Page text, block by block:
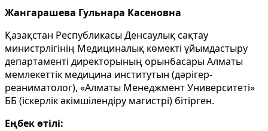
Жангарашева Гульнара Касеновна
Қазақстан Республикасы Денсаулық сақтау
министрлігінің Медициналық көмекті ұйымдастыру
департаменті директорының орынбасары Алматы
мемлекеттік медицина институтын (дәрігер-
реаниматолог), «Алматы Менеджмент Университеті»
ББ (іскерлік әкімшілендіру магистрі) бітірген.
Еңбек өтілі: